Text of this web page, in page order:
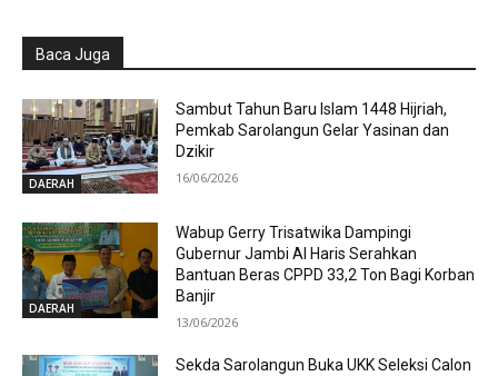
Baca Juga
DAERAH
Sambut Tahun Baru Islam 1448 Hijriah,
Pemkab Sarolangun Gelar Yasinan dan
Dzikir
16/06/2026
DAERAH
Wabup Gerry Trisatwika Dampingi
Gubernur Jambi Al Haris Serahkan
Bantuan Beras CPPD 33,2 Ton Bagi Korban
Banjir
13/06/2026
Sekda Sarolangun Buka UKK Seleksi Calon